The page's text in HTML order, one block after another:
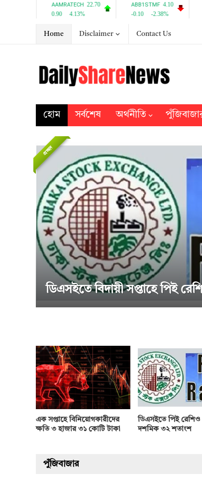
Home Disclaimer Contact Us
হোম সর্বশেষ অর্থনীতি
সপ্তাহে পিই রেশিও কমেছে
এক সপ্তাহে বিনিয়োগকারীদের
ক্ষতি ৩ হাজার ৩১ কোটি টাকা
ডিএসইতে পিই রেশিও
দশমিক ৩২ শতাংশ
প্রচ্ছদ
পুঁজিবাজার